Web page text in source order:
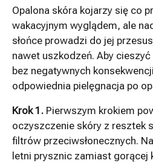
Opalona skóra kojarzy się co
wakacyjnym wyglądem, ale
słońce prowadzi do jej
nawet uszkodzeń. Aby
bez negatywnych
odpowiednia pielęgnacja po
Krok 1. Pierwszym krokiem
oczyszczenie skóry z resztek
filtrów przeciwsłonecznych.
letni prysznic zamiast gorącej